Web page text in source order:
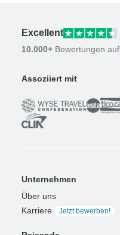
Excellent
10.000+ Bewertungen auf
Assoziiert mit
Unternehmen
Über uns
Karriere
Jetzt bewerben!